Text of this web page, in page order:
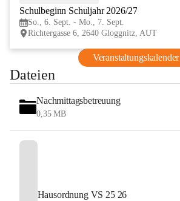
Schulbeginn Schuljahr 2026/27
So., 6. Sept. - Mo., 7. Sept.
Richtergasse 6, 2640 Gloggnitz, AUT
Veranstaltungskalender
Dateien
Nachmittagsbetreuung
0,35 MB
Hausordnung VS 25 26